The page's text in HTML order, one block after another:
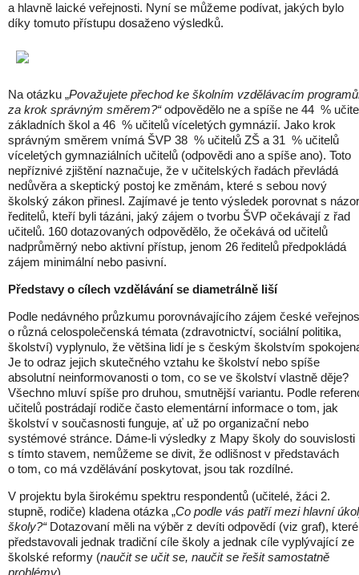
a hlavně laické veřejnosti. Nyní se můžeme podívat, jakých bylo
díky tomuto přístupu dosaženo výsledků.
Na otázku „Považujete přechod ke školním vzdělávacím
za krok správným směrem?“odpovědělo ne a spíše ne 44 %
základních škol a 46 % učitelů víceletých gymnázií. Jako krok
správným směrem vnímá ŠVP 38 % učitelů ZŠ a 31 % učitelů
víceletých gymnaziálních učitelů (odpovědi ano a spíše ano). Toto
nepříznivé zjištění naznačuje, že v učitelských řadách převládá
nedůvěra a skeptický postoj ke změnám, které s sebou nový
školský zákon přinesl. Zajímavé je tento výsledek porovnat s
ředitelů, kteří byli tázáni, jaký zájem o tvorbu ŠVP očekávají z řad
učitelů. 160 dotazovaných odpovědělo, že očekává od učitelů
nadprůměrný nebo aktivní přístup, jenom 26 ředitelů předpokládá
zájem minimální nebo pasivní.
Představy o cílech vzdělávání se diametrálně liší
Podle nedávného průzkumu porovnávajícího zájem české
o různá celospolečenská témata (zdravotnictví, sociální politika,
školství) vyplynulo, že většina lidí je s českým školstvím
Je to odraz jejich skutečného vztahu ke školství nebo spíše
absolutní neinformovanosti o tom, co se ve školství vlastně děje?
Všechno mluví spíše pro druhou, smutnější variantu. Podle
učitelů postrádají rodiče často elementární informace o tom, jak
školství v současnosti funguje, ať už po organizační nebo
systémové stránce. Dáme-li výsledky z Mapy školy do souvislosti
s tímto stavem, nemůžeme se divit, že odlišnost v představách
o tom, co má vzdělávání poskytovat, jsou tak rozdílné.
V projektu byla širokému spektru respondentů (učitelé, žáci 2.
stupně, rodiče) kladena otázka „Co podle vás patří mezi hlavní
školy?“Dotazovaní měli na výběr z devíti odpovědí (viz graf), které
představovali jednak tradiční cíle školy a jednak cíle vyplývající ze
školské reformy (naučit se učit se, naučit se řešit samostatně
problémy).